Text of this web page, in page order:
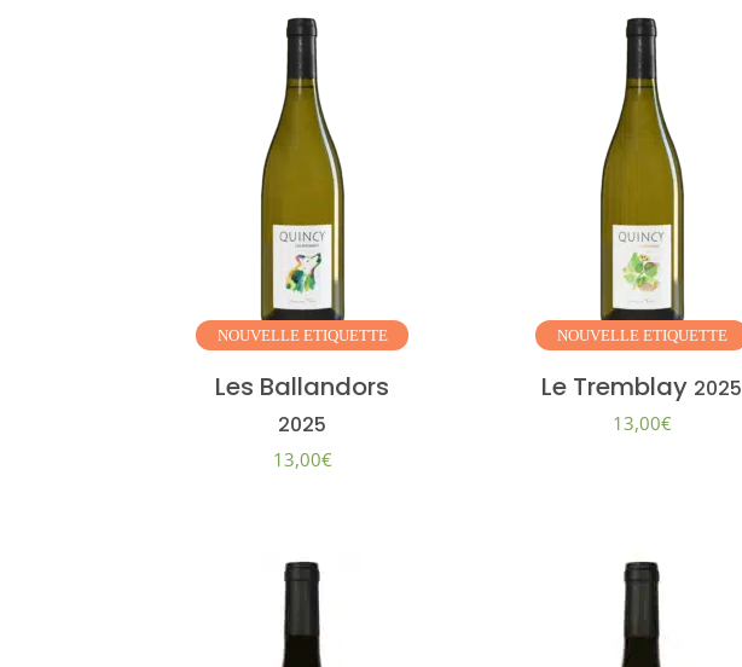
NOUVELLE ETIQUETTE
Les Ballandors
2025
13,00€
NOUVELLE ETIQUETTE
Le Tremblay 2025
13,00€